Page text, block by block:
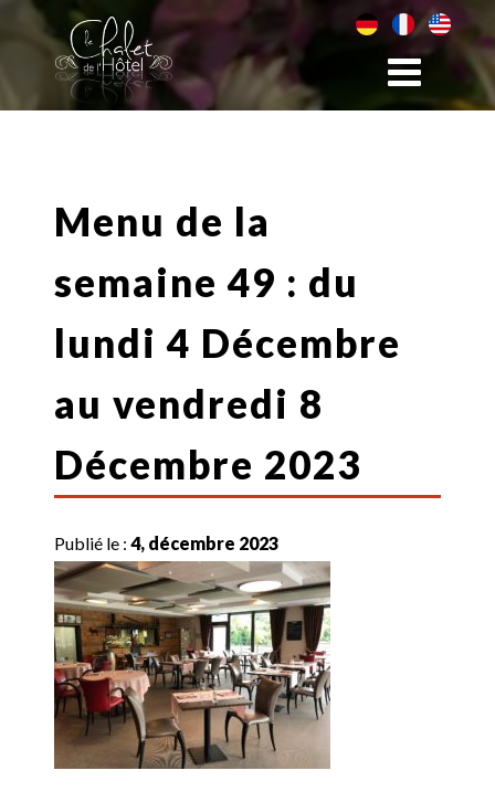
Menu de la
semaine 49 : du
lundi 4 Décembre
au vendredi 8
Décembre 2023
Publié le :4, décembre 2023